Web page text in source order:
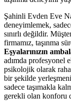
Şahinli Evden Eve
deneyimlemek,
sınırlı değildir.
firmamız, taşınma
Eşyalarınızın
adımda profesyonel
psikolojik olarak
bir şekilde
sadece taşımakla
gerekli olan konforu